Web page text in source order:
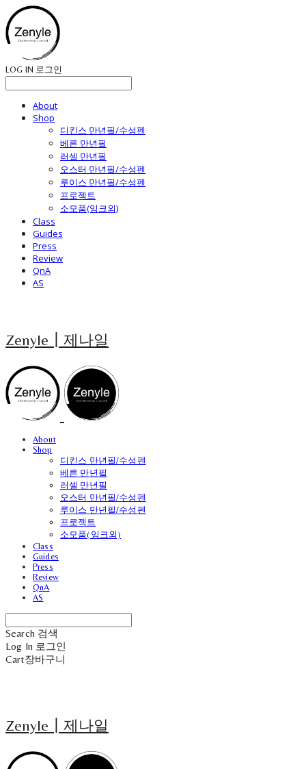
LOG IN 로그인
About
Shop
디킨스 만년필/수성펜
베른 만년필
러셀 만년필
오스터 만년필/수성펜
루이스 만년필/수성펜
프로젝트
소모품(잉크외)
Class
Guides
Press
Review
QnA
AS
Zenyle┃제나일
About
Shop
디킨스 만년필/수성펜
베른 만년필
러셀 만년필
오스터 만년필/수성펜
루이스 만년필/수성펜
프로젝트
소모품(잉크외)
Class
Guides
Press
Review
QnA
AS
Search 검색
Log In 로그인
Cart장바구니
Zenyle┃제나일